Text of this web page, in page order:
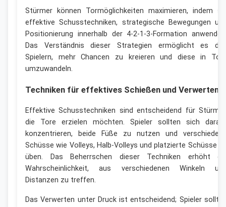
Stürmer können Tormöglichkeiten maximieren, indem
effektive Schusstechniken, strategische Bewegungen
Positionierung innerhalb der 4-2-1-3-Formation
Das Verständnis dieser Strategien ermöglicht es
Spielern, mehr Chancen zu kreieren und diese in
umzuwandeln.
Techniken für effektives Schießen und Verwerten
Effektive Schusstechniken sind entscheidend für
die Tore erzielen möchten. Spieler sollten sich
konzentrieren, beide Füße zu nutzen und
Schüsse wie Volleys, Halb-Volleys und platzierte Schüsse
üben. Das Beherrschen dieser Techniken erhöht
Wahrscheinlichkeit, aus verschiedenen Winkeln
Distanzen zu treffen.
Das Verwerten unter Druck ist entscheidend; Spieler